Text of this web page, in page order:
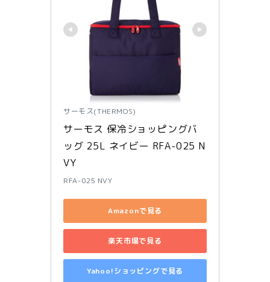
サーモス(THERMOS)
サーモス 保冷ショッピングバ
ッグ 25L ネイビー RFA-025 N
VY
RFA-025 NVY
Amazonで見る
楽天市場で見る
Yahoo!ショッピングで見る